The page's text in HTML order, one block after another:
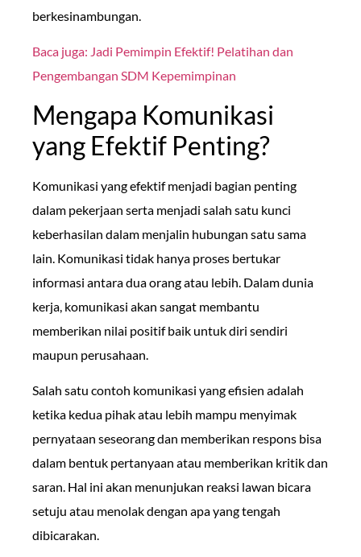
berkesinambungan.
Baca juga: Jadi Pemimpin Efektif! Pelatihan dan
Pengembangan SDM Kepemimpinan
Mengapa Komunikasi
yang Efektif Penting?
Komunikasi yang efektif menjadi bagian penting
dalam pekerjaan serta menjadi salah satu kunci
keberhasilan dalam menjalin hubungan satu sama
lain. Komunikasi tidak hanya proses bertukar
informasi antara dua orang atau lebih. Dalam dunia
kerja, komunikasi akan sangat membantu
memberikan nilai positif baik untuk diri sendiri
maupun perusahaan.
Salah satu contoh komunikasi yang efisien adalah
ketika kedua pihak atau lebih mampu menyimak
pernyataan seseorang dan memberikan respons bisa
dalam bentuk pertanyaan atau memberikan kritik dan
saran. Hal ini akan menunjukan reaksi lawan bicara
setuju atau menolak dengan apa yang tengah
dibicarakan.